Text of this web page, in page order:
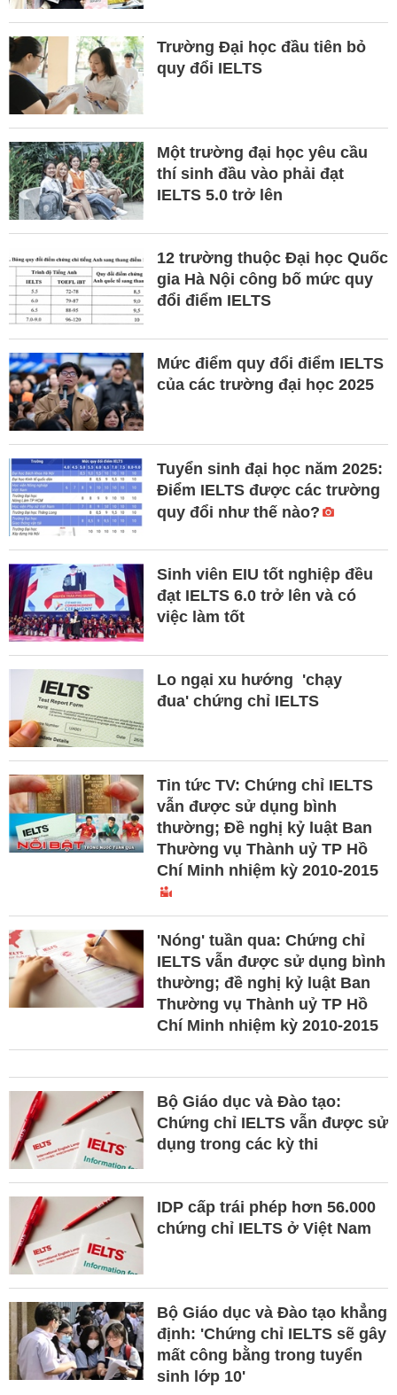
Trường Đại học đầu tiên bỏ
quy đổi IELTS
Một trường đại học yêu cầu
thí sinh đầu vào phải đạt
IELTS 5.0 trở lên
12 trường thuộc Đại học Quốc
gia Hà Nội công bố mức quy
đổi điểm IELTS
Mức điểm quy đổi điểm IELTS
của các trường đại học 2025
Tuyển sinh đại học năm 2025:
Điểm IELTS được các trường
quy đổi như thế nào?
Sinh viên EIU tốt nghiệp đều
đạt IELTS 6.0 trở lên và có
việc làm tốt
Lo ngại xu hướng 'chạy
đua' chứng chỉ IELTS
Tin tức TV: Chứng chỉ IELTS
vẫn được sử dụng bình
thường; Đề nghị kỷ luật Ban
Thường vụ Thành uỷ TP Hồ
Chí Minh nhiệm kỳ 2010-2015
'Nóng' tuần qua: Chứng chỉ
IELTS vẫn được sử dụng bình
thường; đề nghị kỷ luật Ban
Thường vụ Thành uỷ TP Hồ
Chí Minh nhiệm kỳ 2010-2015
Bộ Giáo dục và Đào tạo:
Chứng chỉ IELTS vẫn được sử
dụng trong các kỳ thi
IDP cấp trái phép hơn 56.000
chứng chỉ IELTS ở Việt Nam
Bộ Giáo dục và Đào tạo khẳng
định: 'Chứng chỉ IELTS sẽ gây
mất công bằng trong tuyển
sinh lớp 10'